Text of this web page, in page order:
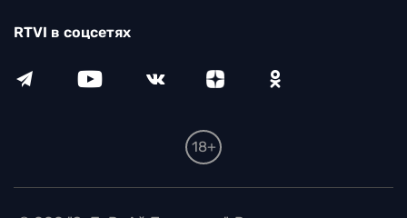
RTVI в соцсетях
18+